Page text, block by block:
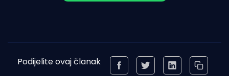
Podijelite ovaj članak